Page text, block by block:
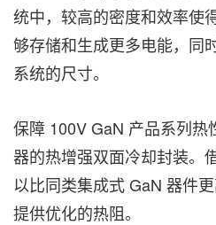
统中，较高的密度和效率使
够存储和生成更多电能，同
系统的尺寸。
保障 100V GaN 产品系列热
器的热增强双面冷却封装。
以比同类集成式 GaN 器件
提供优化的热阻。